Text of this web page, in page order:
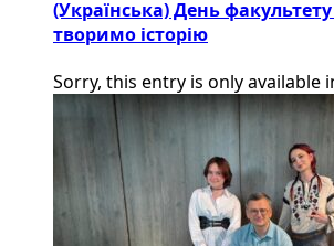
(Українська) День
творимо історію
Sorry, this entry is only available